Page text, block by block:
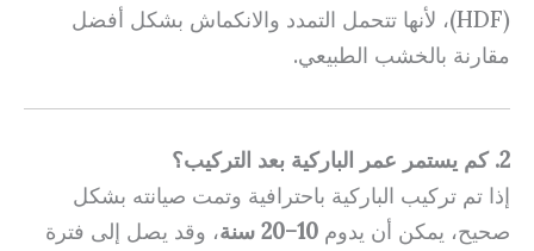
(HDF)، لأنها تتحمل التمدد والانكماش بشكل أفضل
مقارنة بالخشب الطبيعي.
2. كم يستمر عمر الباركية بعد التركيب؟
إذا تم تركيب الباركية باحترافية وتمت صيانته بشكل
صحيح، يمكن أن يدوم 10–20 سنة
، وقد يصل إلى فترة